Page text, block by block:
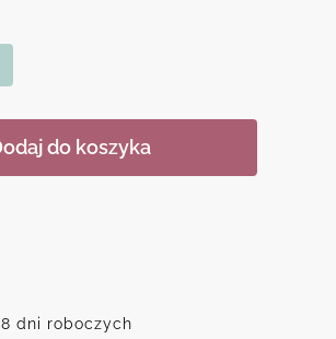
do koszyka
dni roboczych